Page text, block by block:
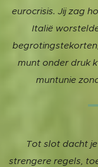
eurocrisis. Jij zag
Italië
munt onder druk
muntunie
Tot slot dacht
strengere regels,